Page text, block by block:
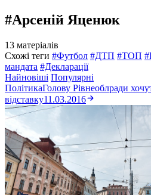
#Арсеній Яценюк
13 матеріалів
Схожі теги #Футбол #ДТП #ТОП
мандата #Декларації
Найновіші Популярні
ПолітикаГолову Рівнеоблради
відставку11.03.2016